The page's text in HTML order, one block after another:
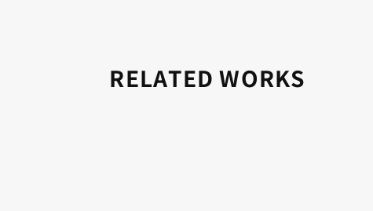
RELATED WORKS